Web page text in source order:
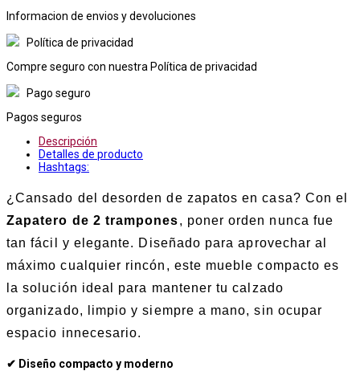
Informacion de envios y devoluciones
Política de privacidad
Compre seguro con nuestra Política de privacidad
Pago seguro
Pagos seguros
Descripción
Detalles de producto
Hashtags:
¿Cansado del desorden de zapatos en casa? Con el
Zapatero de 2 trampones, poner orden nunca fue
tan fácil y elegante. Diseñado para aprovechar al
máximo cualquier rincón, este mueble compacto es
la solución ideal para mantener tu calzado
organizado, limpio y siempre a mano, sin ocupar
espacio innecesario.
✔ Diseño compacto y moderno